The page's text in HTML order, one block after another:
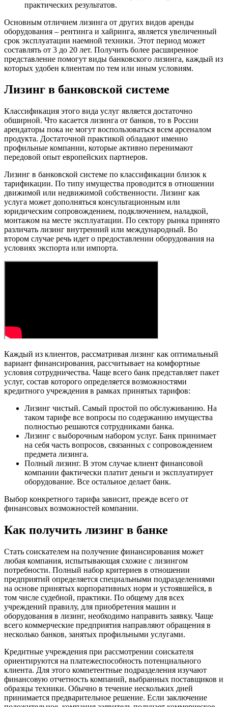
практических результатов.
Основным отличием лизинга от других видов аренды
оборудования – рентинга и хайринга, является увеличенный
срок эксплуатации наемной техники. Этот период может
составлять от 3 до 20 лет. Получить более расширенное
представление помогут виды банковского лизинга, каждый из
которых удобен клиентам по тем или иным условиям.
Лизинг в банковской системе
Классификация этого вида услуг является достаточно
обширной. Что касается лизинга от банков, то в России
арендаторы пока не могут воспользоваться всем арсеналом
продукта. Достаточной практикой обладают именно
профильные компании, которые активно перенимают
передовой опыт европейских партнеров.
Лизинг в банковской системе по классификации близок к
тарификации. По типу имущества проводится в отношении
движимой или недвижимой собственности. Лизинг как
услуга может дополняться консультационным или
юридическим сопровождением, подключением, наладкой,
монтажом на месте эксплуатации. По сектору рынка принято
различать лизинг внутренний или международный. Во
втором случае речь идет о предоставлении оборудования на
условиях экспорта или импорта.
Каждый из клиентов, рассматривая лизинг как оптимальный
вариант финансирования, рассчитывает на комфортные
условия сотрудничества. Чаще всего банк представляет пакет
услуг, состав которого определяется возможностями
кредитного учреждения в рамках принятых тарифов:
Лизинг чистый. Самый простой по обслуживанию. На
таком тарифе все вопросы по содержанию имущества
полностью решаются сотрудниками банка.
Лизинг с выборочным набором услуг. Банк принимает
на себя часть вопросов, связанных с сопровождением
предмета лизинга.
Полный лизинг. В этом случае клиент финансовой
компании фактически платит деньги и эксплуатирует
оборудование. Все остальное делает банк.
Выбор конкретного тарифа зависит, прежде всего от
финансовых возможностей компании.
Как получить лизинг в банке
Стать соискателем на получение финансирования может
любая компания, испытывающая схожие с лизингом
потребности. Полный набор критериев в отношении
предприятий определяется специальными подразделениями
на основе принятых корпоративных норм и устоявшейся, в
том числе судебной, практики. По общему для всех
учреждений правилу, для приобретения машин и
оборудования в лизинг, необходимо направить заявку. Чаще
всего коммерческие предприятия направляют обращения в
несколько банков, занятых профильными услугами.
Кредитные учреждения при рассмотрении соискателя
ориентируются на платежеспособность потенциального
клиента. Для этого компетентные подразделения изучают
финансовую отчетность компаний, выбранных поставщиков и
образцы техники. Обычно в течение нескольких дней
принимается предварительное решение. Если заключение